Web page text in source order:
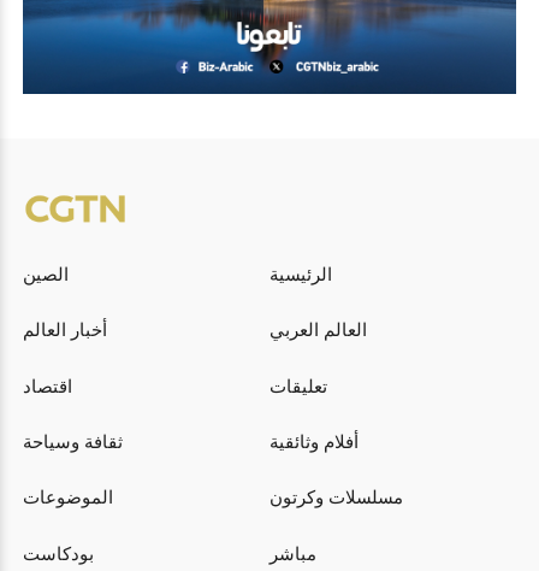
الصين الرئيسية
أخبار العالم العالم العربي
اقتصاد تعليقات
ثقافة وسياحة أفلام وثائقية
الموضوعات مسلسلات وكرتون
بودكاست مباشر